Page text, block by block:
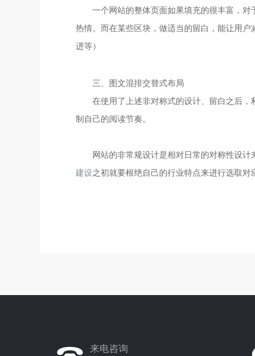
一个网站的整体页面如果填充的很丰富，
热情。而在某些区块，做适当的留白，能让用
进等）
三、图文混排交替式布局
在使用了上述非对称式的设计、留白之后
制自己的阅读节奏。
网站的非常规设计是相对日常的对称性设
建设之初就要根绝自己的行业特点来进行选取对
来电咨询